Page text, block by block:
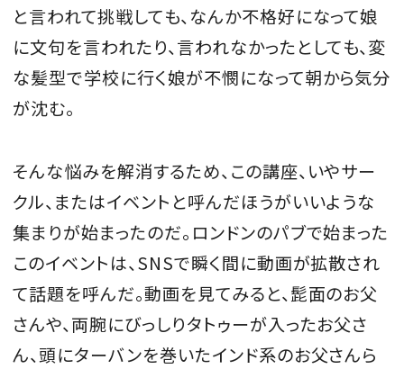
と言われて挑戦しても、なんか不格好になって娘
に文句を言われたり、言われなかったとしても、変
な髪型で学校に行く娘が不憫になって朝から気分
が沈む。
そんな悩みを解消するため、この講座、いやサー
クル、またはイベントと呼んだほうがいいような
集まりが始まったのだ。ロンドンのパブで始まった
このイベントは、SNSで瞬く間に動画が拡散され
て話題を呼んだ。動画を見てみると、髭面のお父
さんや、両腕にびっしりタトゥーが入ったお父さ
ん、頭にターバンを巻いたインド系のお父さんら